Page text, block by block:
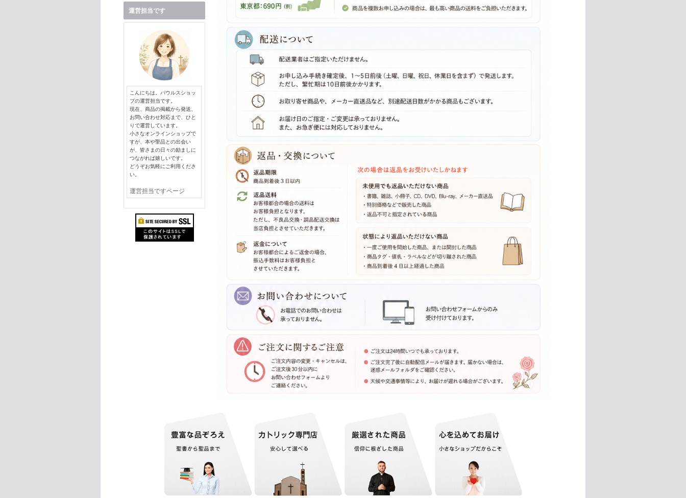
運営担当です
こんにちは。パウルスショッ
プの運営担当です。
現在、商品の掲載から発送、
お問い合わせ対応まで、ひと
りで運営しています。
小さなオンラインショップで
すが、本や聖品との出会い
が、皆さまの日々の励ましに
つながれば嬉しいです。
どうぞお気軽にご利用くださ
い。
運営担当ですページ